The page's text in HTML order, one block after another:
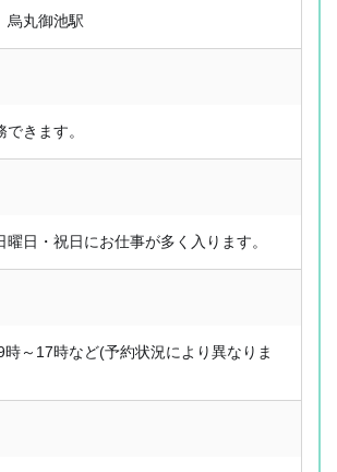
丸御池駅
きます。
曜日・祝日にお仕事が多く入ります。
～17時など(予約状況により異なりま